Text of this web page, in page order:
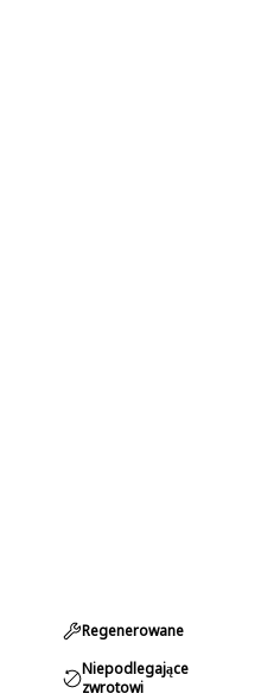
Regenerowane
Niepodlegające
zwrotowi